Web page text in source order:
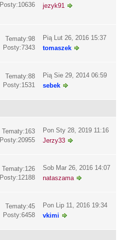
Posty:10636
jezyk91
Tematy:98
Posty:7343
Pią Lut 26, 2016 15:37
tomaszek
Tematy:88
Posty:1531
Pią Sie 29, 2014 06:59
sebek
Tematy:163
Posty:20955
Pon Sty 28, 2019 11:16
Jerzy33
Tematy:126
Posty:12188
Sob Mar 26, 2016 14:07
nataszama
Tematy:45
Posty:6458
Pon Lip 11, 2016 19:34
vkimi